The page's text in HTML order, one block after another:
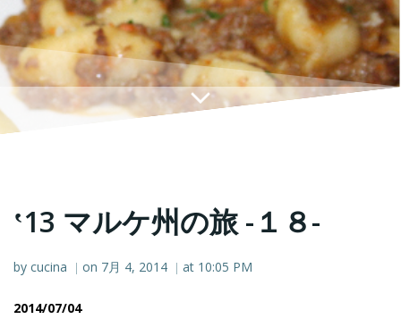
‛13 マルケ州の旅 -１８-
by cucina | on 7月 4, 2014 | at 10:05 PM
2014/07/04